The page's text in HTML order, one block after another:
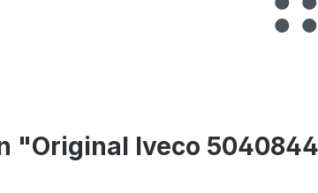
"Original Iveco